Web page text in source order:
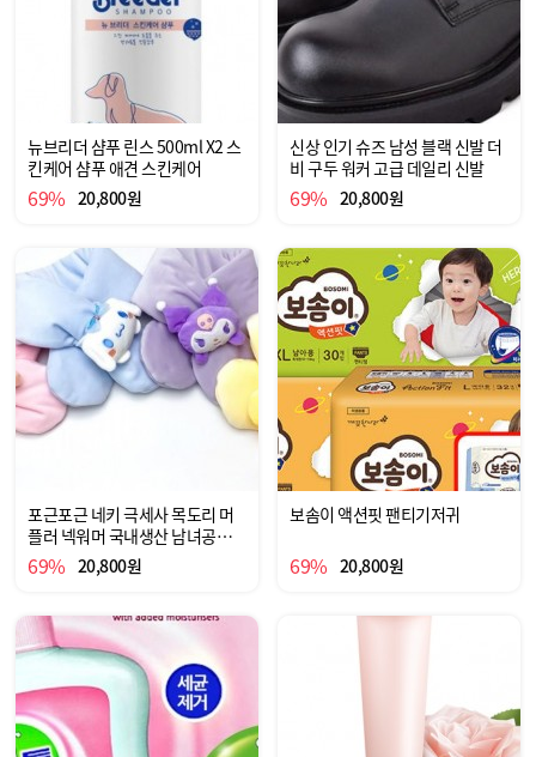
뉴브리더 샴푸 린스 500ml X2 스
킨케어 샴푸 애견 스킨케어
69% 20,800원
신상 인기 슈즈 남성 블랙 신발 더
비 구두 워커 고급 데일리 신발
69% 20,800원
포근포근 네키 극세사 목도리 머
플러 넥워머 국내생산 남녀공용
출산 아동
69% 20,800원
보솜이 액션핏 팬티기저귀
69% 20,800원